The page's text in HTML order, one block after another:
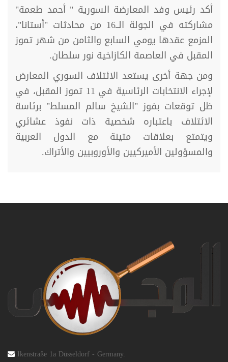
أكد رئيس وفد المعارضة السورية " أحمد طعمة"
مشاركته في الجولة الــ16 من محادثات "أستانا"،
المزمع عقدها يومي السابع والثامن من شهر تموز
المقبل في العاصمة الكازاخية نور سلطان.
ومن جهة أخرى يستعد الائتلاف السوري المعارض
لإجراء الانتخابات الرئاسية في 11 تموز المقبل، في
ظل توقعات بفوز "الشيخ سالم المسلط" برئاسة
الائتلاف باعتباره شخصية ذات نفوذ عشائري
ويتمتع بعلاقات متينة مع الدول العربية
والمسؤولين الأميركيين والأوروبيين والأتراك.
Ikenstraße 1a Düsseldorf - Germany.